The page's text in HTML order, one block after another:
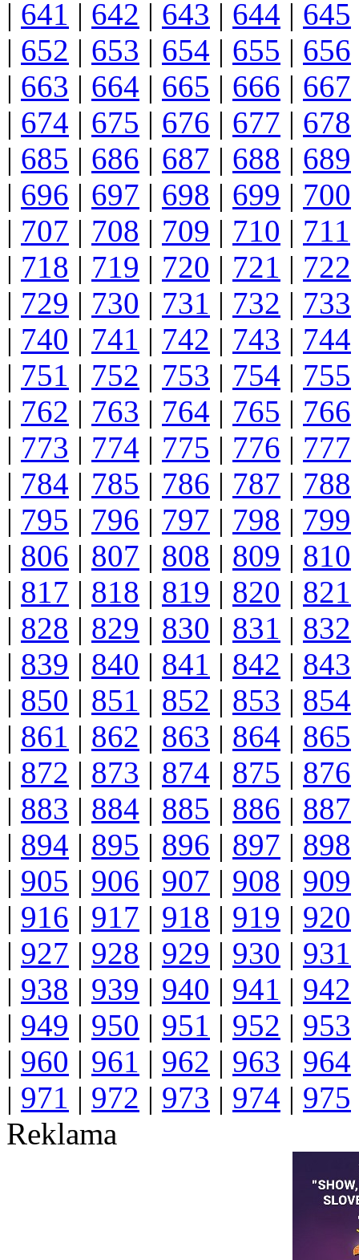
| 641 | 642 | 643 | 644 | 645
| 652 | 653 | 654 | 655 | 656
| 663 | 664 | 665 | 666 | 667
| 674 | 675 | 676 | 677 | 678
| 685 | 686 | 687 | 688 | 689
| 696 | 697 | 698 | 699 | 700
| 707 | 708 | 709 | 710 | 711
| 718 | 719 | 720 | 721 | 722
| 729 | 730 | 731 | 732 | 733
| 740 | 741 | 742 | 743 | 744
| 751 | 752 | 753 | 754 | 755
| 762 | 763 | 764 | 765 | 766
| 773 | 774 | 775 | 776 | 777
| 784 | 785 | 786 | 787 | 788
| 795 | 796 | 797 | 798 | 799
| 806 | 807 | 808 | 809 | 810
| 817 | 818 | 819 | 820 | 821
| 828 | 829 | 830 | 831 | 832
| 839 | 840 | 841 | 842 | 843
| 850 | 851 | 852 | 853 | 854
| 861 | 862 | 863 | 864 | 865
| 872 | 873 | 874 | 875 | 876
| 883 | 884 | 885 | 886 | 887
| 894 | 895 | 896 | 897 | 898
| 905 | 906 | 907 | 908 | 909
| 916 | 917 | 918 | 919 | 920
| 927 | 928 | 929 | 930 | 931
| 938 | 939 | 940 | 941 | 942
| 949 | 950 | 951 | 952 | 953
| 960 | 961 | 962 | 963 | 964
| 971 | 972 | 973 | 974 | 975
Reklama